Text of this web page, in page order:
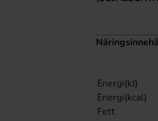
Energi(kJ)
Energi(kcal)
Fett